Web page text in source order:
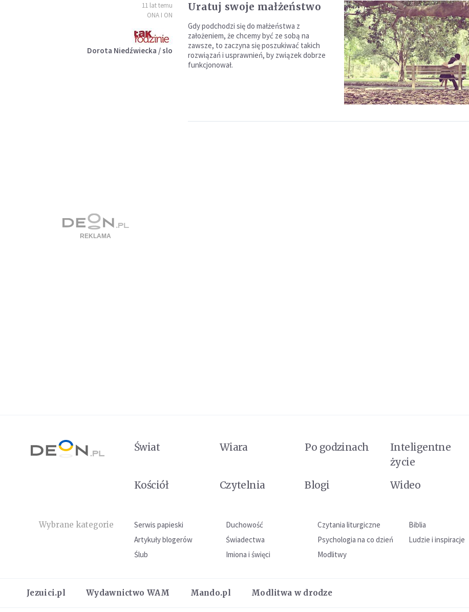
11 lat temu
ONA I ON
Dorota Niedźwiecka / slo
Uratuj swoje małżeństwo
Gdy podchodzi się do małżeństwa z
założeniem, że chcemy być ze sobą na
zawsze, to zaczyna się poszukiwać takich
rozwiązań i usprawnień, by związek dobrze
funkcjonował.
Świat Wiara Po godzinach
Inteligentne
życie
Kościół
Czytelnia Blogi Wideo
Wybrane kategorie Serwis papieski Duchowość Czytania liturgiczne
Biblia
Artykuły blogerów
Świadectwa Psychologia na co dzień
Ludzie i inspiracje
Ślub
Imiona i święci Modlitwy
Jezuici.pl Wydawnictwo WAM Mando.pl Modlitwa w drodze